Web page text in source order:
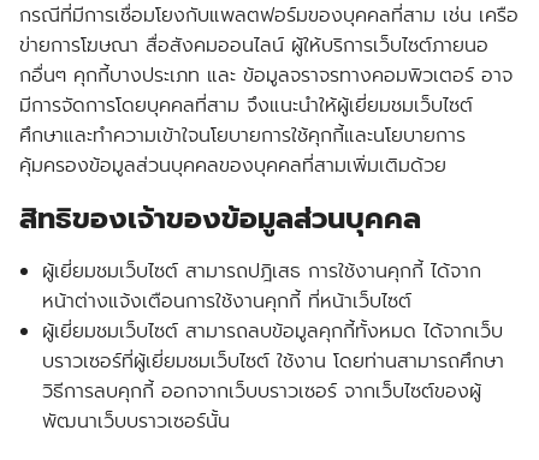
กรณีที่มีการเชื่อมโยงกับแพลตฟอร์มของบุคคลที่สาม เช่น เครือ
ข่ายการโฆษณา สื่อสังคมออนไลน์ ผู้ให้บริการเว็บไซต์ภายนอ
กอื่นๆ คุกกี้บางประเภท และ ข้อมูลจราจรทางคอมพิวเตอร์ อาจ
มีการจัดการโดยบุคคลที่สาม จึงแนะนำให้ผู้เยี่ยมชมเว็บไซต์
ศึกษาและทำความเข้าใจนโยบายการใช้คุกกี้และนโยบายการ
คุ้มครองข้อมูลส่วนบุคคลของบุคคลที่สามเพิ่มเติมด้วย
สิทธิของเจ้าของข้อมูลส่วนบุคคล
ผู้เยี่ยมชมเว็บไซต์ สามารถปฎิเสธ การใช้งานคุกกี้ ได้จาก
หน้าต่างแจ้งเตือนการใช้งานคุกกี้ ที่หน้าเว็บไซต์
ผู้เยี่ยมชมเว็บไซต์ สามารถลบข้อมูลคุกกี้ทั้งหมด ได้จากเว็บ
บราวเซอร์ที่ผู้เยี่ยมชมเว็บไซต์ ใช้งาน โดยท่านสามารถศึกษา
วิธีการลบคุกกี้ ออกจากเว็บบราวเซอร์ จากเว็บไซต์ของผู้
พัฒนาเว็บบราวเซอร์นั้น